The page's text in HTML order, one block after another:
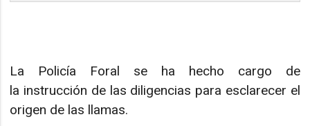
La Policía Foral se ha hecho cargo de
la instrucción de las diligencias para esclarecer el
origen de las llamas.